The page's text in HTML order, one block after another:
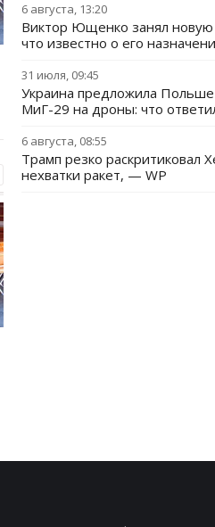
каденцию прибыл в
Сербию
6 августа, 13:20
Виктор Ющенко занял новую
что известно о его
31 июля, 09:45
Украина предложила
МиГ-29 на дроны: что
6 августа, 08:55
Трамп резко раскритиковал
нехватки ракет, — WP